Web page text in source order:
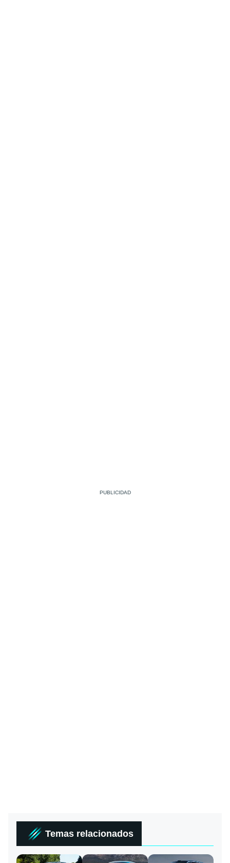
Temas relacionados